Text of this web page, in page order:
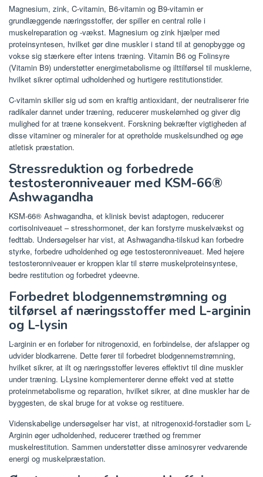
Magnesium, zink, C-vitamin, B6-vitamin og B9-vitamin er
grundlæggende næringsstoffer, der spiller en central rolle i
muskelreparation og -vækst. Magnesium og zink hjælper med
proteinsyntesen, hvilket gør dine muskler i stand til at genopbygge og
vokse sig stærkere efter intens træning. Vitamin B6 og Folinsyre
(Vitamin B9) understøtter energimetabolisme og ilttilførsel til musklerne,
hvilket sikrer optimal udholdenhed og hurtigere restitutionstider.
C-vitamin skiller sig ud som en kraftig antioxidant, der neutraliserer frie
radikaler dannet under træning, reducerer muskelømhed og giver dig
mulighed for at træne konsekvent. Forskning bekræfter vigtigheden af ​​
disse vitaminer og mineraler for at opretholde muskelsundhed og øge
atletisk præstation.
Stressreduktion og forbedrede
testosteronniveauer med KSM-66®
Ashwagandha
KSM-66® Ashwagandha, et klinisk bevist adaptogen, reducerer
cortisolniveauet – stresshormonet, der kan forstyrre muskelvækst og
fedttab. Undersøgelser har vist, at Ashwagandha-tilskud kan forbedre
styrke, forbedre udholdenhed og øge testosteronniveauet. Med højere
testosteronniveauer er kroppen klar til større muskelproteinsyntese,
bedre restitution og forbedret ydeevne.
Forbedret blodgennemstrømning og
tilførsel af næringsstoffer med L-arginin
og L-lysin
L-arginin er en forløber for nitrogenoxid, en forbindelse, der afslapper og
udvider blodkarrene. Dette fører til forbedret blodgennemstrømning,
hvilket sikrer, at ilt og næringsstoffer leveres effektivt til dine muskler
under træning. L-Lysine komplementerer denne effekt ved at støtte
proteinmetabolisme og reparation, hvilket sikrer, at dine muskler har de
byggesten, de skal bruge for at vokse og restituere.
Videnskabelige undersøgelser har vist, at nitrogenoxid-forstadier som L-
Arginin øger udholdenhed, reducerer træthed og fremmer
muskelrestitution. Sammen understøtter disse aminosyrer vedvarende
energi og muskelpræstation.